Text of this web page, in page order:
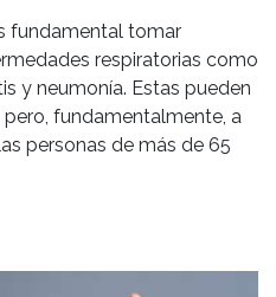
fundamental tomar
respiratorias como
y neumonía. Estas pueden
fundamentalmente, a
personas de más de 65